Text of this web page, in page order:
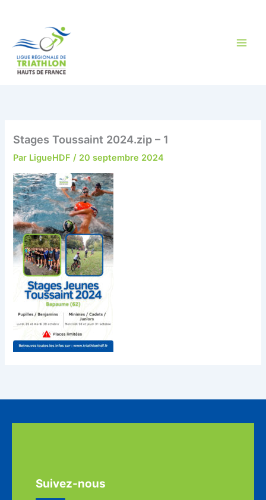
Stages Toussaint 2024.zip – 1
Par LigueHDF/ 20 septembre 2024
Suivez-nous